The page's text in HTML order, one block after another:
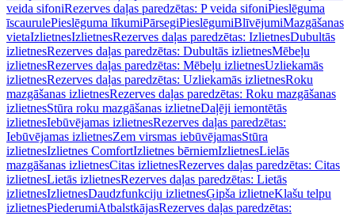
veida sifoniRezerves daļas paredzētas: P veida sifoniPieslēguma
īscaurulePieslēguma līkumiPārsegiPieslēgumiBlīvējumiMazgāšanas
vietaIzlietnesIzlietnesRezerves daļas paredzētas: IzlietnesDubultās
izlietnesRezerves daļas paredzētas: Dubultās izlietnesMēbeļu
izlietnesRezerves daļas paredzētas: Mēbeļu izlietnesUzliekamās
izlietnesRezerves daļas paredzētas: Uzliekamās izlietnesRoku
mazgāšanas izlietnesRezerves daļas paredzētas: Roku mazgāšanas
izlietnesStūra roku mazgāšanas izlietneDaļēji iemontētās
izlietnesIebūvējamas izlietnesRezerves daļas paredzētas:
Iebūvējamas izlietnesZem virsmas iebūvējamasStūra
izlietnesIzlietnes ComfortIzlietnes bērniemIzlietnesLielās
mazgāšanas izlietnesCitas izlietnesRezerves daļas paredzētas: Citas
izlietnesLietās izlietnesRezerves daļas paredzētas: Lietās
izlietnesIzlietnesDaudzfunkciju izlietnesĢipša izlietneKlašu telpu
izlietnesPiederumiAtbalstkājasRezerves daļas paredzētas: